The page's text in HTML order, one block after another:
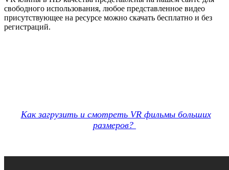
свободного использования, любое представленное видео
присутствующее на ресурсе можно скачать бесплатно и без
регистраций.
Как загрузить и смотреть VR фильмы больших
размеров?